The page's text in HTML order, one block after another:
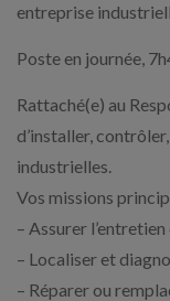
entreprise
Poste en journée,
Rattaché(e) au
d’installer,
industrielles.
Vos missions
– Assurer
– Localiser et
– Réparer ou